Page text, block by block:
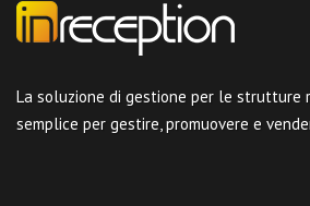
La soluzione di gestione per le strutture
semplice per gestire, promuovere e